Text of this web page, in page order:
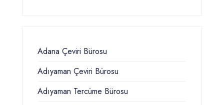
Adana Çeviri Bürosu
Adıyaman Çeviri Bürosu
Adıyaman Tercüme Bürosu